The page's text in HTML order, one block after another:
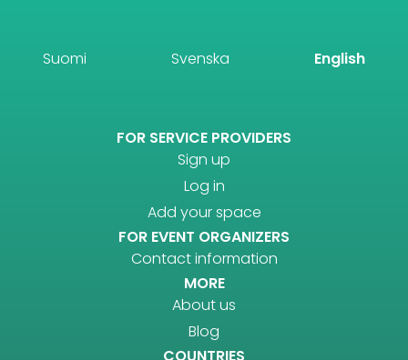
Suomi Svenska English
FOR SERVICE PROVIDERS
Sign up
Log in
Add your space
FOR EVENT ORGANIZERS
Contact information
MORE
About us
Blog